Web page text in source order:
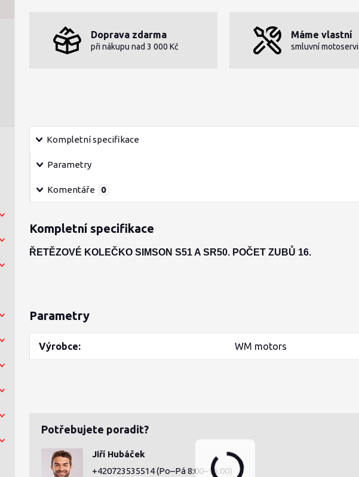
Doprava zdarma
při nákupu nad 3 000 Kč
Máme vlastní
smluvní
Kompletní specifikace
Parametry
Komentáře 0
Kompletní specifikace
ŘETĚZOVÉ KOLEČKO SIMSON S51 A SR50. POČET ZUBŮ 16.
Parametry
Výrobce WM motors
Potřebujete poradit?
Jiří Hubáček
+420723535514(Po–Pá 8:00–16:00)